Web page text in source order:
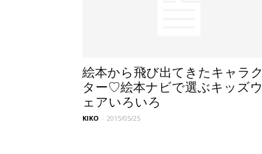
絵本から飛び出てきたキャラク
ター♡絵本ナビで選ぶキッズウ
ェアいろいろ
KIKO - 2015/05/25